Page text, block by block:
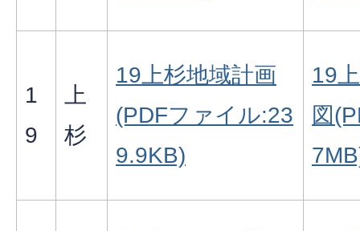
1
9
上
杉
19上杉地域計画
(PDFファイル:23
9.9KB)
19
図